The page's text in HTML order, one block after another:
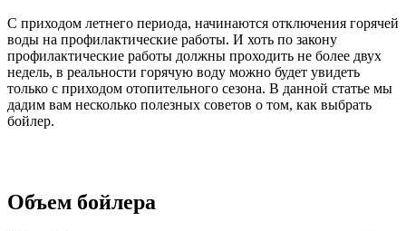
С приходом летнего периода, начинаются отключения горячей
воды на профилактические работы. И хоть по закону
профилактические работы должны проходить не более двух
недель, в реальности горячую воду можно будет увидеть
только с приходом отопительного сезона. В данной статье мы
дадим вам несколько полезных советов о том, как выбрать
бойлер.
Объем бойлера